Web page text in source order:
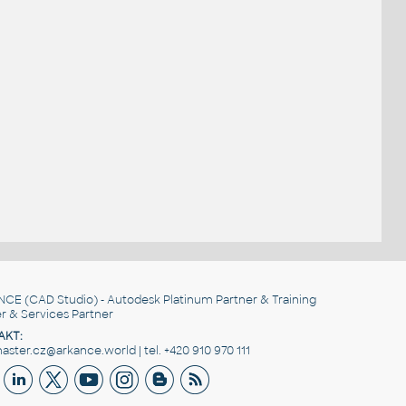
(CAD Studio) - Autodesk Platinum Partner & Training
& Services Partner
| tel. +420 910 970 111